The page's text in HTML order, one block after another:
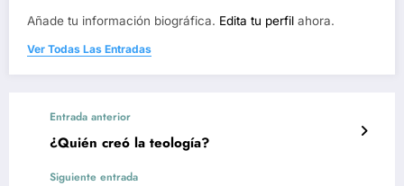
Añade tu información biográfica. Edita tu perfil ahora.
Ver Todas Las Entradas
Entrada anterior
¿Quién creó la teología?
Siguiente entrada